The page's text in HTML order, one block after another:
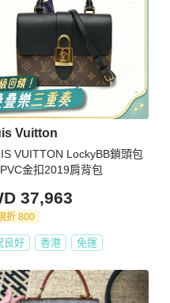
Vuitton
VUITTON LockyBB鎖頭包
金扣2019肩背包
37,963
折 800
良好 香港 免運